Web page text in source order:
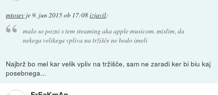
mtosev je9. jun 2015 ob 17:08izjavil:
malo so pozni s tem steaming aka apple musicom. mislim, da
nekega velikega vpliva na tržišče ne bodo imeli
Najbrž bo mel kar velik vpliv na tržišče, sam ne zaradi ker bi biu kaj
posebnega...